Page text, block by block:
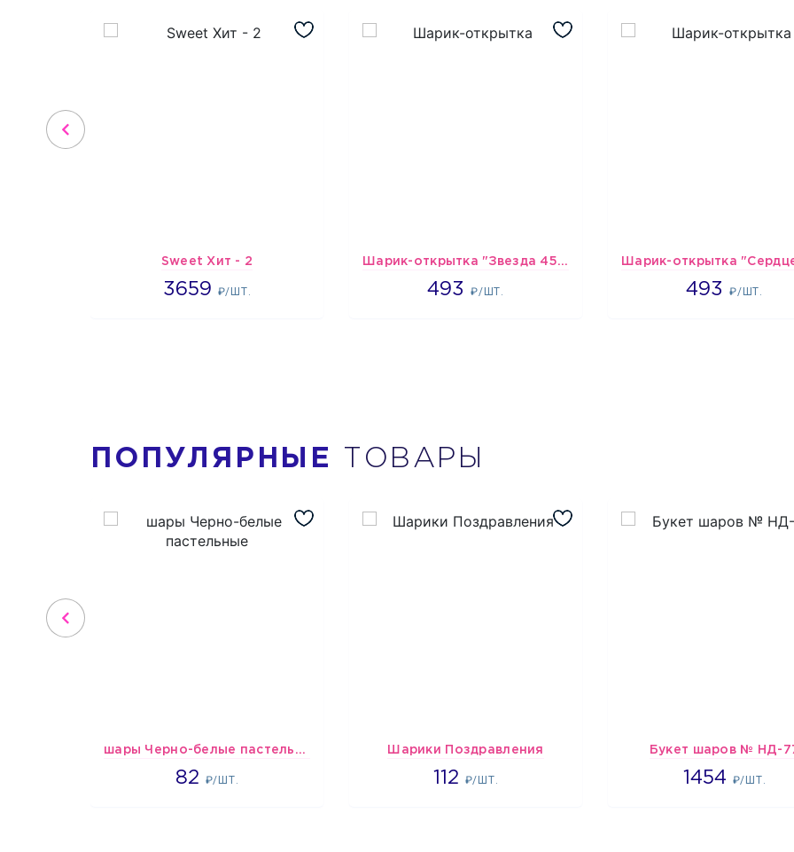
Sweet Хит - 2
3659 ₽/ШТ.
3659 Шарик-открытка "Звезда 45 см" №1
493₽/ШТ.
493
493₽/ШТ.
493
ПОПУЛЯРНЫЕ ТОВАРЫ
шары Черно-белые пастельные
82 ₽/ШТ.
1637 Шарики Поздравления
112 ₽/ШТ.
1718 Букет шаров № НД-
1454 ₽/ШТ.
1454